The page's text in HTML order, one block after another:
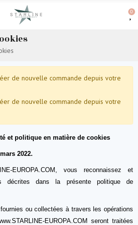
0
de nouvelle commande depuis votre
de nouvelle commande depuis votre
et politique en matière de cookies
2022.
EUROPA.COM, vous reconnaissez et
décrites dans la présente politique de
ou collectées à travers les opérations
EUROPA.COM seront traitées